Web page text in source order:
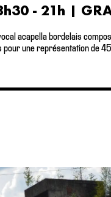
- 21h |
acapella bordelais
pour une représentation de